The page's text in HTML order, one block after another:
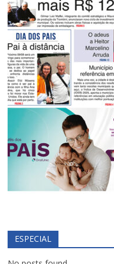
ESPECIAL